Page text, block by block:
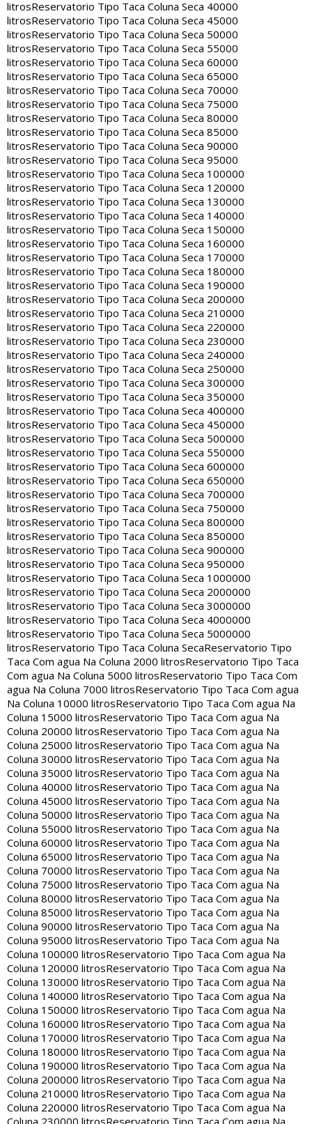
litrosReservatorio Tipo Taca Coluna Seca 40000
litrosReservatorio Tipo Taca Coluna Seca 45000
litrosReservatorio Tipo Taca Coluna Seca 50000
litrosReservatorio Tipo Taca Coluna Seca 55000
litrosReservatorio Tipo Taca Coluna Seca 60000
litrosReservatorio Tipo Taca Coluna Seca 65000
litrosReservatorio Tipo Taca Coluna Seca 70000
litrosReservatorio Tipo Taca Coluna Seca 75000
litrosReservatorio Tipo Taca Coluna Seca 80000
litrosReservatorio Tipo Taca Coluna Seca 85000
litrosReservatorio Tipo Taca Coluna Seca 90000
litrosReservatorio Tipo Taca Coluna Seca 95000
litrosReservatorio Tipo Taca Coluna Seca 100000
litrosReservatorio Tipo Taca Coluna Seca 120000
litrosReservatorio Tipo Taca Coluna Seca 130000
litrosReservatorio Tipo Taca Coluna Seca 140000
litrosReservatorio Tipo Taca Coluna Seca 150000
litrosReservatorio Tipo Taca Coluna Seca 160000
litrosReservatorio Tipo Taca Coluna Seca 170000
litrosReservatorio Tipo Taca Coluna Seca 180000
litrosReservatorio Tipo Taca Coluna Seca 190000
litrosReservatorio Tipo Taca Coluna Seca 200000
litrosReservatorio Tipo Taca Coluna Seca 210000
litrosReservatorio Tipo Taca Coluna Seca 220000
litrosReservatorio Tipo Taca Coluna Seca 230000
litrosReservatorio Tipo Taca Coluna Seca 240000
litrosReservatorio Tipo Taca Coluna Seca 250000
litrosReservatorio Tipo Taca Coluna Seca 300000
litrosReservatorio Tipo Taca Coluna Seca 350000
litrosReservatorio Tipo Taca Coluna Seca 400000
litrosReservatorio Tipo Taca Coluna Seca 450000
litrosReservatorio Tipo Taca Coluna Seca 500000
litrosReservatorio Tipo Taca Coluna Seca 550000
litrosReservatorio Tipo Taca Coluna Seca 600000
litrosReservatorio Tipo Taca Coluna Seca 650000
litrosReservatorio Tipo Taca Coluna Seca 700000
litrosReservatorio Tipo Taca Coluna Seca 750000
litrosReservatorio Tipo Taca Coluna Seca 800000
litrosReservatorio Tipo Taca Coluna Seca 850000
litrosReservatorio Tipo Taca Coluna Seca 900000
litrosReservatorio Tipo Taca Coluna Seca 950000
litrosReservatorio Tipo Taca Coluna Seca 1000000
litrosReservatorio Tipo Taca Coluna Seca 2000000
litrosReservatorio Tipo Taca Coluna Seca 3000000
litrosReservatorio Tipo Taca Coluna Seca 4000000
litrosReservatorio Tipo Taca Coluna Seca 5000000
litrosReservatorio Tipo Taca Coluna SecaReservatorio Tipo
Taca Com agua Na Coluna 2000 litrosReservatorio Tipo Taca
Com agua Na Coluna 5000 litrosReservatorio Tipo Taca Com
agua Na Coluna 7000 litrosReservatorio Tipo Taca Com agua
Na Coluna 10000 litrosReservatorio Tipo Taca Com agua Na
Coluna 15000 litrosReservatorio Tipo Taca Com agua Na
Coluna 20000 litrosReservatorio Tipo Taca Com agua Na
Coluna 25000 litrosReservatorio Tipo Taca Com agua Na
Coluna 30000 litrosReservatorio Tipo Taca Com agua Na
Coluna 35000 litrosReservatorio Tipo Taca Com agua Na
Coluna 40000 litrosReservatorio Tipo Taca Com agua Na
Coluna 45000 litrosReservatorio Tipo Taca Com agua Na
Coluna 50000 litrosReservatorio Tipo Taca Com agua Na
Coluna 55000 litrosReservatorio Tipo Taca Com agua Na
Coluna 60000 litrosReservatorio Tipo Taca Com agua Na
Coluna 65000 litrosReservatorio Tipo Taca Com agua Na
Coluna 70000 litrosReservatorio Tipo Taca Com agua Na
Coluna 75000 litrosReservatorio Tipo Taca Com agua Na
Coluna 80000 litrosReservatorio Tipo Taca Com agua Na
Coluna 85000 litrosReservatorio Tipo Taca Com agua Na
Coluna 90000 litrosReservatorio Tipo Taca Com agua Na
Coluna 95000 litrosReservatorio Tipo Taca Com agua Na
Coluna 100000 litrosReservatorio Tipo Taca Com agua Na
Coluna 120000 litrosReservatorio Tipo Taca Com agua Na
Coluna 130000 litrosReservatorio Tipo Taca Com agua Na
Coluna 140000 litrosReservatorio Tipo Taca Com agua Na
Coluna 150000 litrosReservatorio Tipo Taca Com agua Na
Coluna 160000 litrosReservatorio Tipo Taca Com agua Na
Coluna 170000 litrosReservatorio Tipo Taca Com agua Na
Coluna 180000 litrosReservatorio Tipo Taca Com agua Na
Coluna 190000 litrosReservatorio Tipo Taca Com agua Na
Coluna 200000 litrosReservatorio Tipo Taca Com agua Na
Coluna 210000 litrosReservatorio Tipo Taca Com agua Na
Coluna 220000 litrosReservatorio Tipo Taca Com agua Na